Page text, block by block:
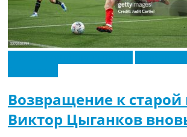
Возвращение к старой
Виктор Цыганков